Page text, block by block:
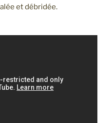
et débridée.